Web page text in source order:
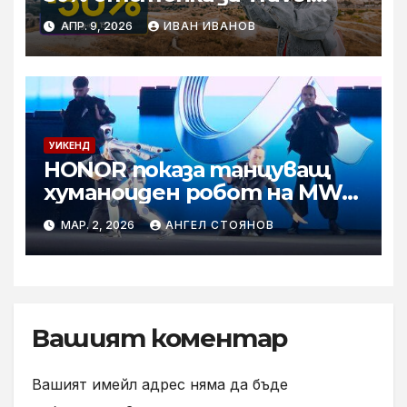
Pass роуминг пакети от
Vivacom
АПР. 9, 2026 ИВАН ИВАНОВ
УИКЕНД
HONOR показа танцуващ
хуманоиден робот на MWC
2026
МАР. 2, 2026 АНГЕЛ СТОЯНОВ
Вашият коментар
Вашият имейл адрес няма да бъде